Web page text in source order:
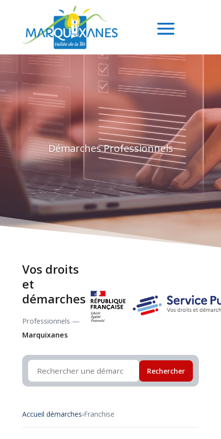
Démarches Professionnels
Vos droits
et
démarches
Professionnels —
Marquixanes
Rechercher
Accueil démarches›Franchise